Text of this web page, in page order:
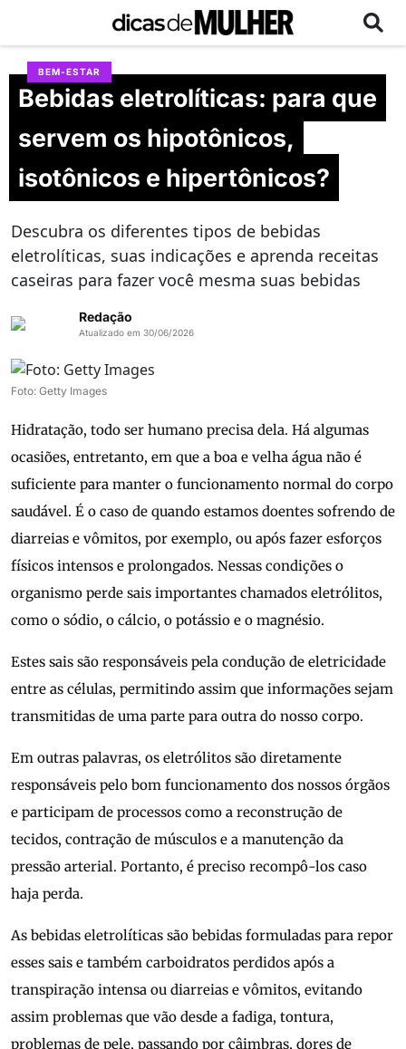
BEM-ESTAR
Bebidas eletrolíticas: para que
servem os hipotônicos,
isotônicos e hipertônicos?
Descubra os diferentes tipos de bebidas
eletrolíticas, suas indicações e aprenda receitas
caseiras para fazer você mesma suas bebidas
Redação
Atualizado em 30/06/2026
Foto: Getty Images
Hidratação, todo ser humano precisa dela. Há algumas
ocasiões, entretanto, em que a boa e velha água não é
suficiente para manter o funcionamento normal do corpo
saudável. É o caso de quando estamos doentes sofrendo de
diarreias e vômitos, por exemplo, ou após fazer esforços
físicos intensos e prolongados. Nessas condições o
organismo perde sais importantes chamados eletrólitos,
como o sódio, o cálcio, o potássio e o magnésio.
Estes sais são responsáveis pela condução de eletricidade
entre as células, permitindo assim que informações sejam
transmitidas de uma parte para outra do nosso corpo.
Em outras palavras, os eletrólitos são diretamente
responsáveis pelo bom funcionamento dos nossos órgãos
e participam de processos como a reconstrução de
tecidos, contração de músculos e a manutenção da
pressão arterial. Portanto, é preciso recompô-los caso
haja perda.
As bebidas eletrolíticas são bebidas formuladas para repor
esses sais e também carboidratos perdidos após a
transpiração intensa ou diarreias e vômitos, evitando
assim problemas que vão desde a fadiga, tontura,
problemas de pele, passando por câimbras, dores de